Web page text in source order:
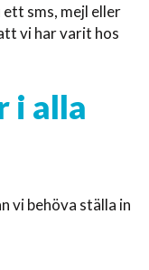
sms, mejl eller
vi har varit hos
i alla
vi behöva ställa in